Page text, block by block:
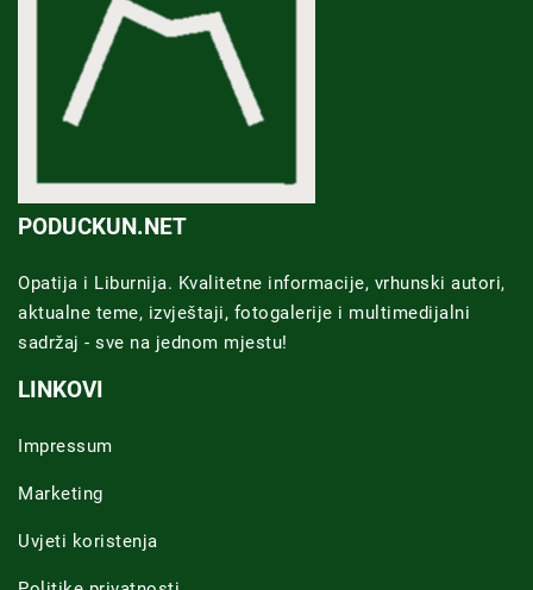
PODUCKUN.NET
Opatija i Liburnija. Kvalitetne informacije, vrhunski autori,
aktualne teme, izvještaji, fotogalerije i multimedijalni
sadržaj - sve na jednom mjestu!
LINKOVI
Impressum
Marketing
Uvjeti koristenja